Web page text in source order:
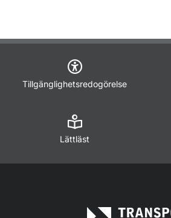
Tillgänglighetsredogörelse
Lättläst